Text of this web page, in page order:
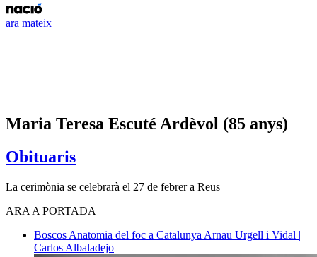
ara mateix
Maria Teresa Escuté Ardèvol (85 anys)
Obituaris
La cerimònia se celebrarà el 27 de febrer a Reus
ARA A PORTADA
Boscos Anatomia del foc a Catalunya Arnau Urgell i Vidal |
Carlos Albaladejo